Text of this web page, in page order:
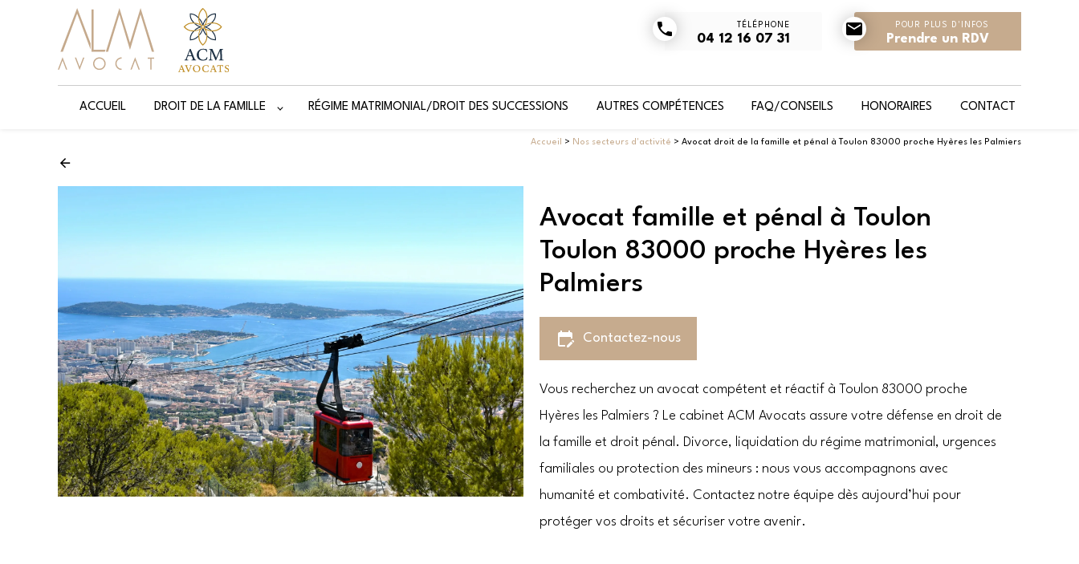
phone TÉLÉPHONE
04 12 16 07 31
mail POUR PLUS D'INFOS
Prendre un RDV
ACCUEIL DROIT DE LA FAMILLE RÉGIME MATRIMONIAL/DROIT DES SUCCESSIONS AUTRES COMPÉTENCES FAQ/CONSEILS HONORAIRES CONTACT
Accueil > Nos secteurs d'activité > Avocat droit de la famille et pénal à Toulon 83000 proche Hyères les Palmiers
Avocat famille et pénal à Toulon
Toulon 83000 proche Hyères les
Palmiers
edit_calendar Contactez-nous
Vous recherchez un avocat compétent et réactif à Toulon 83000 proche
Hyères les Palmiers ? Le cabinet ACM Avocats assure votre défense en droit de
la famille et droit pénal. Divorce, liquidation du régime matrimonial, urgences
familiales ou protection des mineurs : nous vous accompagnons avec
humanité et combativité. Contactez notre équipe dès aujourd’hui pour
protéger vos droits et sécuriser votre avenir.
Panneau de gestion des cookies